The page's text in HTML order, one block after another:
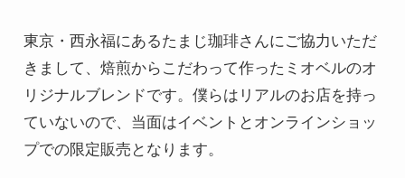
東京・西永福にあるたまじ珈琲さんにご協力いただ
きまして、焙煎からこだわって作ったミオベルのオ
リジナルブレンドです。僕らはリアルのお店を持っ
ていないので、当面はイベントとオンラインショッ
プでの限定販売となります。